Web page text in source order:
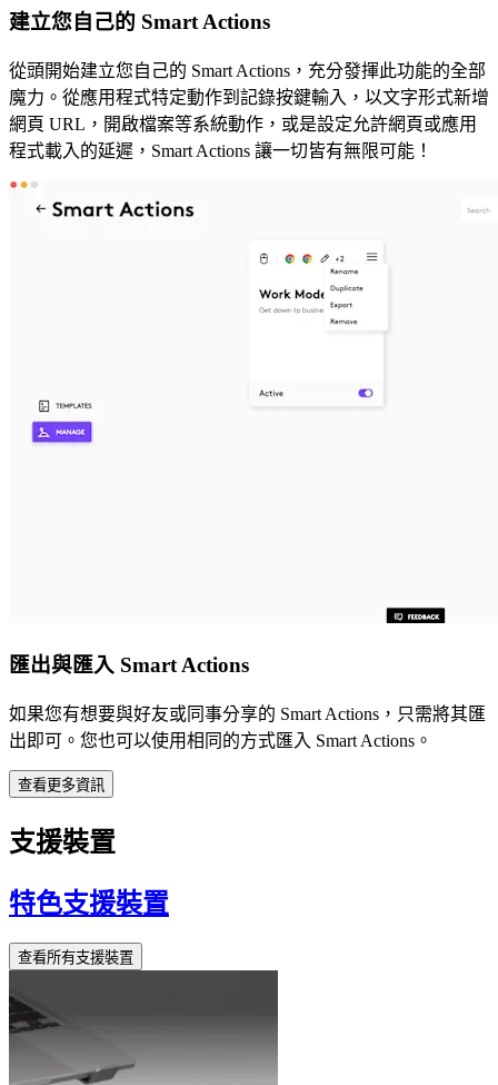
建立您自己的 Smart Actions
從頭開始建立您自己的 Smart Actions，充分發揮此功能的全部
魔力。從應用程式特定動作到記錄按鍵輸入，以文字形式新增
網頁 URL，開啟檔案等系統動作，或是設定允許網頁或應用
程式載入的延遲，Smart Actions 讓一切皆有無限可能！
匯出與匯入 Smart Actions
如果您有想要與好友或同事分享的 Smart Actions，只需將其匯
出即可。您也可以使用相同的方式匯入 Smart Actions。
查看更多資訊
支援裝置
特色支援裝置
查看所有支援裝置